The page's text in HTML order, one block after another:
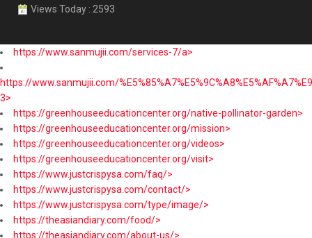
Views Today : 2593
https://www.sanmujii.com/services-7/a>
https://www.sanmujii.com/
3>
https://greenhouseeducationcenter.org/native-pollinator-garden>
https://greenhouseeducationcenter.org/mission>
https://greenhouseeducationcenter.org/videos>
https://greenhouseeducationcenter.org/visit>
https://www.justcrispysa.com/faq/>
https://www.justcrispysa.com/contact/>
https://www.justcrispysa.com/type/image/>
https://theasiandiary.com/food/>
https://theasiandiary.com/about-us/>